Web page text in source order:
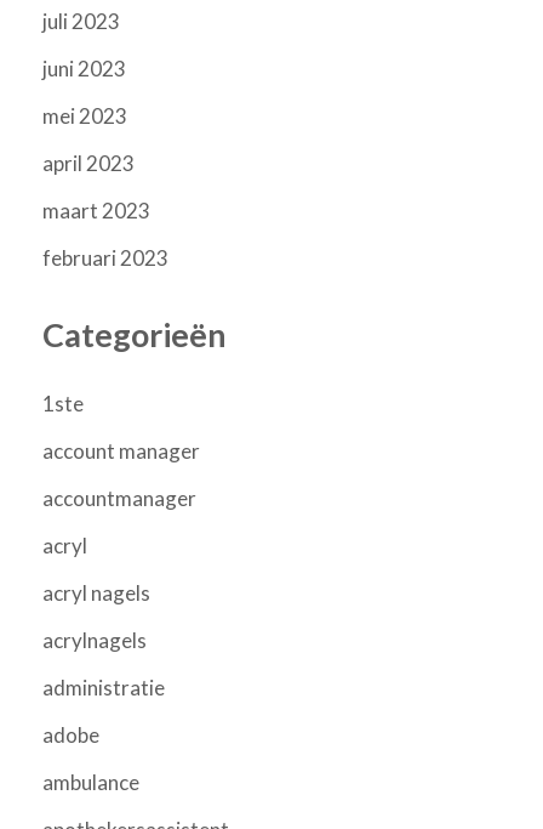
juli 2023
juni 2023
mei 2023
april 2023
maart 2023
februari 2023
Categorieën
1ste
account manager
accountmanager
acryl
acryl nagels
acrylnagels
administratie
adobe
ambulance